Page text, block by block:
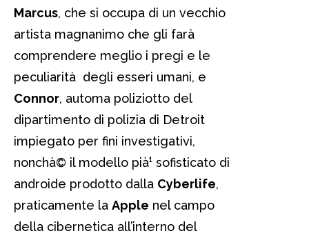
Marcus, che si occupa di un vecchio
artista magnanimo che gli farà
comprendere meglio i pregi e le
peculiarità degli esseri umani, e
Connor, automa poliziotto del
dipartimento di polizia di Detroit
impiegato per fini investigativi,
nonchà© il modello pià¹ sofisticato di
androide prodotto dalla Cyberlife,
praticamente la Apple nel campo
della cibernetica all’interno del